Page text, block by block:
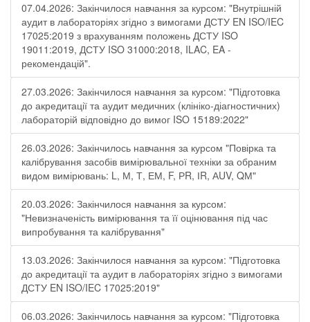
07.04.2026: Закінчилося навчання за курсом: "Внутрішній
аудит в лабораторіях згідно з вимогами ДСТУ EN ISO/IEC
17025:2019 з врахуванням положень ДСТУ ISO
19011:2019, ДСТУ ISO 31000:2018, ILAC, EA -
рекомендацій".
27.03.2026: Закінчилося навчання за курсом: "Підготовка
до акредитації та аудит медичних (клініко-діагностичних)
лабораторій відповідно до вимог ISO 15189:2022"
26.03.2026: Закінчилось навчання за курсом "Повірка та
калібрування засобів вимірювальної техніки за обраним
видом вимірювань: L, М, Т, ЕМ, F, РR, ІR, АUV, QМ"
20.03.2026: Закінчилося навчання за курсом:
"Невизначеність вимірювання та її оцінювання під час
випробування та калібрування"
13.03.2026: Закінчилося навчання за курсом: "Підготовка
до акредитації та аудит в лабораторіях згідно з вимогами
ДСТУ EN ISO/IEC 17025:2019"
06.03.2026: Закінчилось навчання за курсом: "Підготовка